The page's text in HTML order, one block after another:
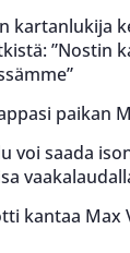
kartanlukija
”Nostin
paikan
voi saada
kantaa Max